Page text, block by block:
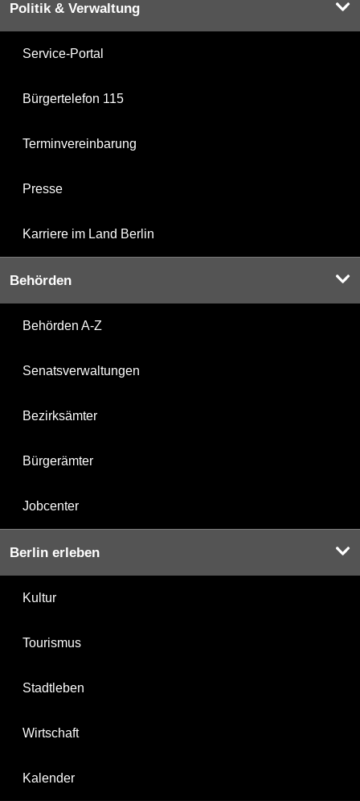
Politik & Verwaltung
Service-Portal
Bürgertelefon 115
Terminvereinbarung
Presse
Karriere im Land Berlin
Behörden
Behörden A-Z
Senatsverwaltungen
Bezirksämter
Bürgerämter
Jobcenter
Berlin erleben
Kultur
Tourismus
Stadtleben
Wirtschaft
Kalender